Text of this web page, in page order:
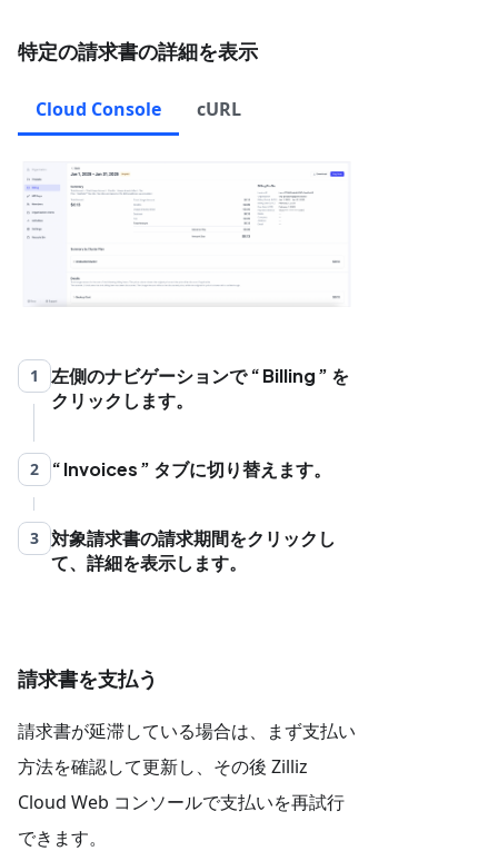
特定の請求書の詳細を表示
Cloud Console cURL
1 左側のナビゲーションで Billing
を
クリックします。
2 Invoices タブに切り替えます。
3 対象請求書の請求期間をクリックし
て、詳細を表示します。
請求書を支払う
請求書が延滞している場合は、まず支払い
方法を確認して更新し、その後 Zilliz
Cloud Web コンソールで支払いを再試行
できます。